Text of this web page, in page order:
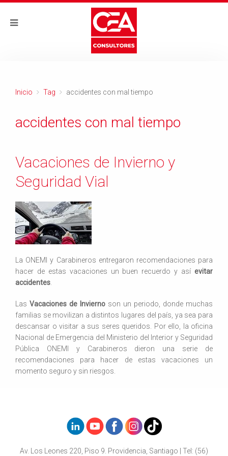
Inicio Tag accidentes con mal tiempo
accidentes con mal tiempo
Vacaciones de Invierno y
Seguridad Vial
La ONEMI y Carabineros entregaron recomendaciones para
hacer de estas vacaciones un buen recuerdo y así evitar
accidentes
Las Vacaciones de Invierno son un periodo, donde muchas
familias se movilizan a distintos lugares del país, ya sea para
descansar o visitar a sus seres queridos. Por ello, la oficina
Nacional de Emergencia del Ministerio del Interior y Seguridad
Pública ONEMI y Carabineros dieron una serie de
recomendaciones para hacer de estas vacaciones un
momento seguro y sin riesgos.
Av. Los Leones 220, Piso 9. Providencia, Santiago | Tel: (56)